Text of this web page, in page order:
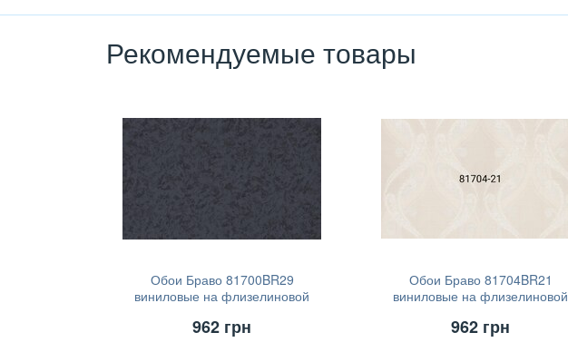
Рекомендуемые товары
Обои Браво 81700BR29
виниловые на флизелиновой
962 грн
Обои Браво 81704BR21
виниловые на флизелиновой
962 грн